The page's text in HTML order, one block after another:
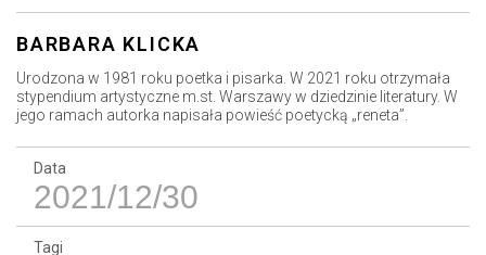
BARBARA KLICKA
Urodzona w 1981 roku poetka i pisarka. W 2021 roku otrzymała
stypendium artystyczne m.st. Warszawy w dziedzinie literatury. W
jego ramach autorka napisała powieść poetycką „reneta”.
Data
2021/12/30
Tagi